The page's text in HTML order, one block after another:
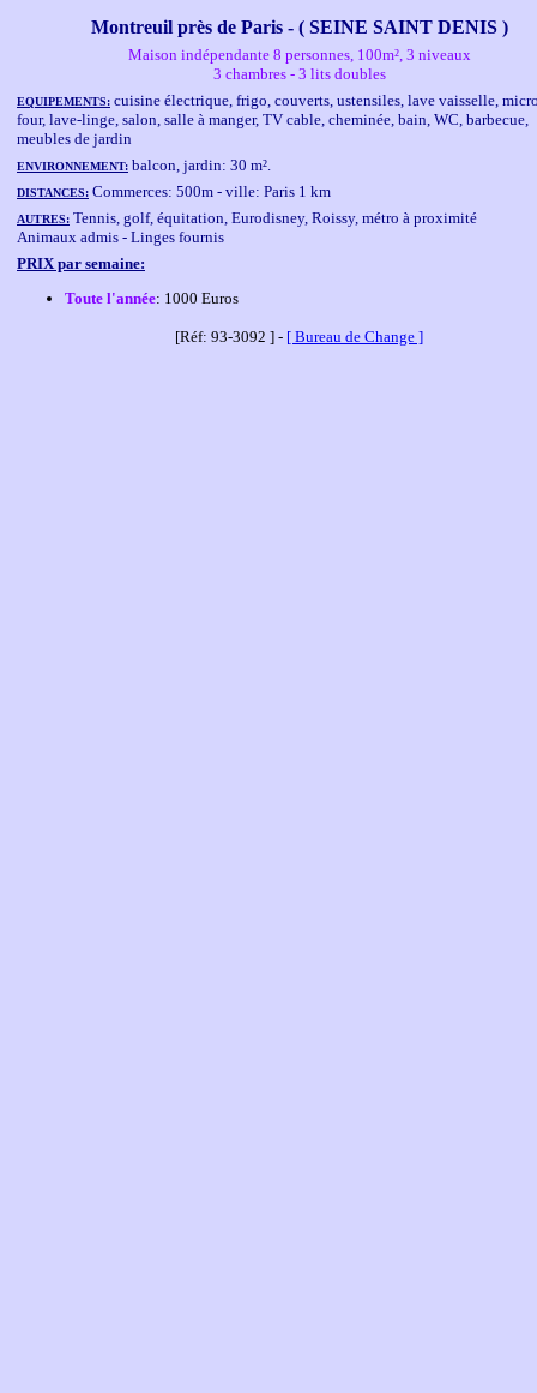
Montreuil près de Paris - ( SEINE SAINT DENIS )
Maison indépendante 8 personnes, 100m², 3 niveaux
3 chambres - 3 lits doubles
EQUIPEMENTS: cuisine électrique, frigo, couverts, ustensiles, lave vaisselle,
four, lave-linge, salon, salle à manger, TV cable, cheminée, bain, WC, barbecue,
meubles de jardin
ENVIRONNEMENT: balcon, jardin: 30 m².
DISTANCES: Commerces: 500m - ville: Paris 1 km
AUTRES: Tennis, golf, équitation, Eurodisney, Roissy, métro à proximité
Animaux admis - Linges fournis
PRIX par semaine:
Toute l'année: 1000 Euros
[Réf: 93-3092 ] - [ Bureau de Change ]